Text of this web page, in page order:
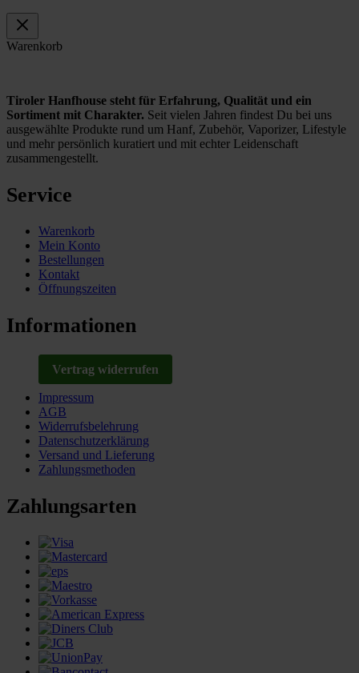
Warenkorb
Tiroler Hanfhouse steht für Erfahrung, Qualität und ein
Sortiment mit Charakter. Seit vielen Jahren findest Du bei uns
ausgewählte Produkte rund um Hanf, Zubehör, Vaporizer, Lifestyle
und mehr persönlich kuratiert und mit echter Leidenschaft
zusammengestellt.
Service
Warenkorb
Mein Konto
Bestellungen
Kontakt
Öffnungszeiten
Informationen
Vertrag widerrufen
Impressum
AGB
Widerrufsbelehrung
Datenschutzerklärung
Versand und Lieferung
Zahlungsmethoden
Zahlungsarten